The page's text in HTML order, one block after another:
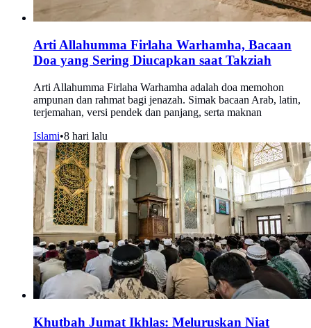
Arti Allahumma Firlaha Warhamha, Bacaan
Doa yang Sering Diucapkan saat Takziah
Arti Allahumma Firlaha Warhamha adalah doa memohon
ampunan dan rahmat bagi jenazah. Simak bacaan Arab, latin,
terjemahan, versi pendek dan panjang, serta maknan
Islami•8 hari lalu
Khutbah Jumat Ikhlas: Meluruskan Niat